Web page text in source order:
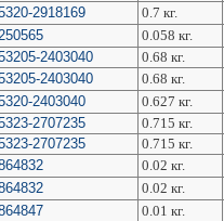
2918169 0.7 кг.
0.058 кг.
2403040 0.68 кг.
2403040 0.68 кг.
2403040 0.627 кг.
2707235 0.715 кг.
2707235 0.715 кг.
0.02 кг.
0.02 кг.
0.01 кг.